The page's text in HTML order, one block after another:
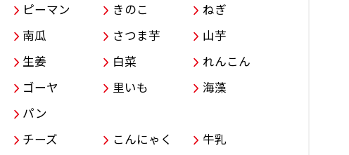
ピーマン きのこ
ねぎ
南瓜 さつま芋
山芋
生姜 白菜
れんこん
ゴーヤ 里いも
海藻
パン
チーズ こんにゃく
牛乳